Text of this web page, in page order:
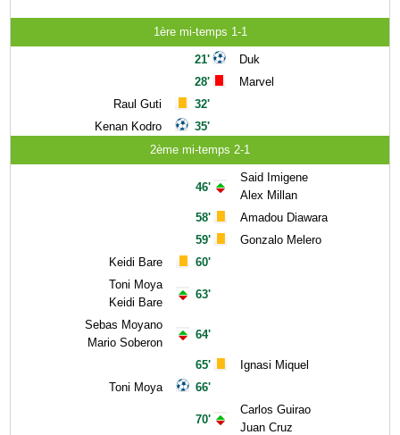
1ère mi-temps 1-1
Raul Guti
Kenan Kodro
21'
28'
32'
35'
Duk
Marvel
2ème mi-temps 2-1
Keidi Bare
Toni Moya
Keidi Bare
Sebas Moyano
Mario Soberon
Toni Moya
46'
58'
59'
60'
63'
64'
65'
66'
70'
Said Imigene
Alex Millan
Amadou Diawara
Gonzalo Melero
Ignasi Miquel
Carlos Guirao
Juan Cruz